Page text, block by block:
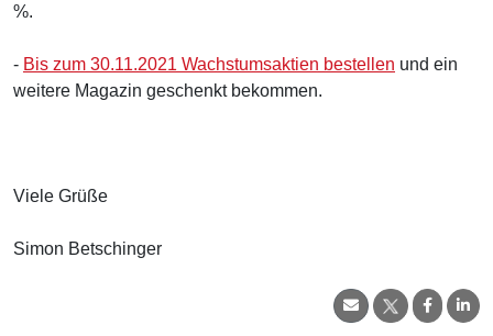
%.
- Bis zum 30.11.2021 Wachstumsaktien bestellen und ein
weitere Magazin geschenkt bekommen.
Viele Grüße
Simon Betschinger